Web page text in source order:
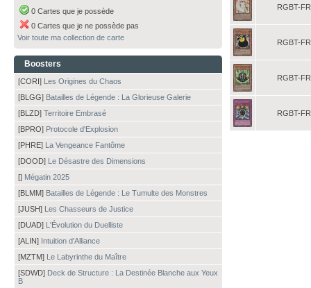
0 Cartes que je possède
0 Cartes que je ne possède pas
Voir toute ma collection de carte
Boosters
[CORI] Les Origines du Chaos
[BLGG] Batailles de Légende : La Glorieuse Galerie
[BLZD] Territoire Embrasé
[BPRO] Protocole d'Explosion
[PHRE] La Vengeance Fantôme
[DOOD] Le Désastre des Dimensions
[] Mégatin 2025
[BLMM] Batailles de Légende : Le Tumulte des Monstres
[JUSH] Les Chasseurs de Justice
[DUAD] L'Évolution du Duelliste
[ALIN] Intuition d'Alliance
[MZTM] Le Labyrinthe du Maître
[SDWD] Deck de Structure : La Destinée Blanche aux Yeux
B
RGBT-
RGBT-
RGBT-
RGBT-